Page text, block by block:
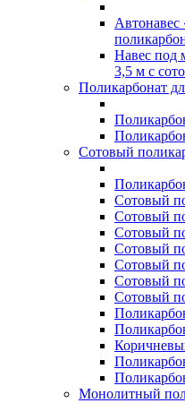
Автонавес
Навес под
3,5 м с
Поликарбонат
Сотовый
Сотовый
Сотовый
Сотовый
Сотовый
Сотовый
Сотовый
Сотовый
Монолитный